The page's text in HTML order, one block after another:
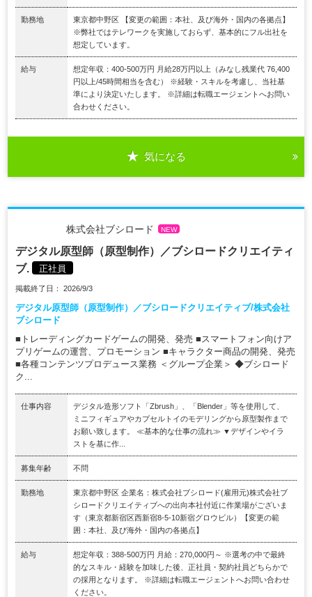
勤務地
東京都中野区 【変更の範囲：本社、及び海外・国内の各拠点】
※弊社ではテレワークを実施しておらず、基本的にフル出社を
想定しています。
給与
想定年収：400-500万円 月給28万円以上（みなし残業代 76,400
円以上/45時間相当を含む） ※経験・スキルを考慮し、当社基
準により決定いたします。 ※詳細は転職エージェントへお問い
合わせください。
気になる
株式会社ブシロード NEW
デジタル原型師（原型制作）／ブシロードクリエイティ
ブ.
正社員
掲載終了日： 2026/9/3
デジタル原型師（原型制作）／ブシロードクリエイティブ/株式会社
ブシロード
■トレーディングカードゲームの開発、発売 ■スマートフォン向けア
プリゲームの運営、プロモーション ■キャラクター商品の開発、発売
■各種コンテンツプロデュース業務 ＜グループ企業＞ ◆ブシロード
ク...
仕事内容
デジタル造形ソフト「Zbrush」、「Blender」等を使用して、
ミニフィギュアやカプセルトイのモデリングから原型製作まで
お願い致します。 ≪基本的な仕事の流れ≫ ▼デザインやイラ
ストを基に作...
募集年齢 不問
勤務地
東京都中野区 企業名：株式会社ブシロード(雇用元)株式会社ブ
シロードクリエイティブへの出向本社付近に作業場がございま
す（東京都新宿区西新宿8-5-10新宿グロウビル）【変更の範
囲：本社、及び海外・国内の各拠点】
給与
想定年収：388-500万円 月給：270,000円～ ※選考の中で最終
的なスキル・経験を加味した後、正社員・契約社員どちらかで
の採用となります。 ※詳細は転職エージェントへお問い合わせ
ください。